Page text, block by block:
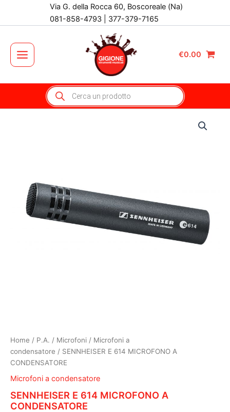
Via G. della Rocca 60, Boscoreale (Na)
081-858-4793 | 377-379-7165
Main
Menu
€0.00
Products
search
Home / P.A. / Microfoni / Microfoni a
condensatore / SENNHEISER E 614 MICROFONO A
CONDENSATORE
Microfoni a condensatore
SENNHEISER E 614 MICROFONO A
CONDENSATORE